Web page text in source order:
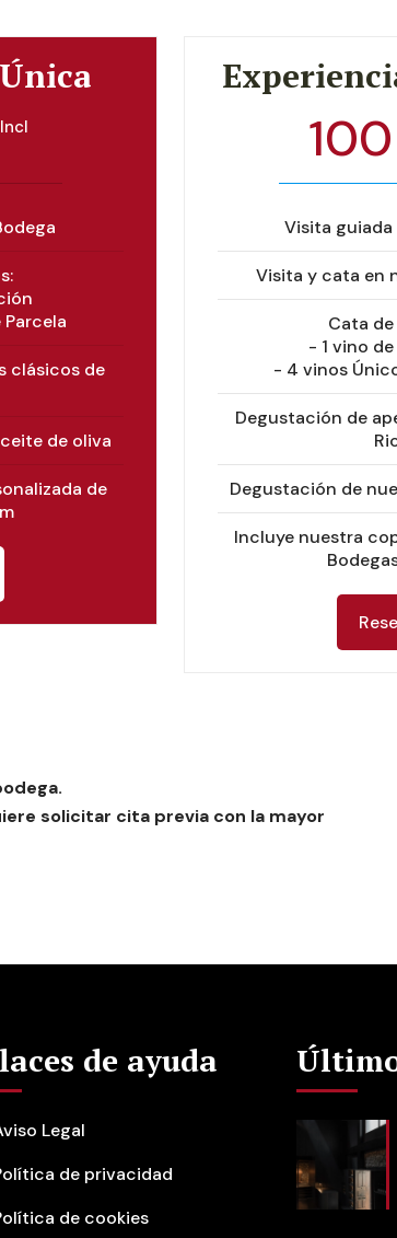
clásicos de
de oliva
de
100
Visita guiada
Visita y cata en
Cata
- 1 vino
- 4 vinos
Degustación de
Degustación de
Incluye nuestra
solicitar cita previa con la mayor
de ayuda
Legal
de privacidad
de cookies